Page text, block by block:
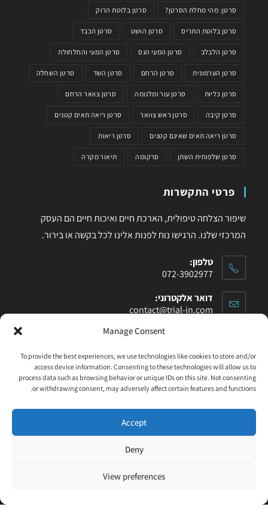
Manage Consent
To provide the best experiences, we use technologies like cookies to store and/or
access device information. Consenting to these technologies will allow us to
process data such as browsing behavior or unique IDs on this site. Not consenting
or withdrawing consent, may adversely affect certain features and functions.
Accept
Deny
View preferences
סרטן: מהי מחלת הסרטן? סרטן בלוטת הרוק
סרטן בלוטת התריס סרטן הושט סרטן הכבד
סרטן הלבלב סרטן המעי הגס סרטן המעי והחלחולת
סרטן הערמונית סרטן הרחם סרטן השד סרטן השחלה
סרטן כליות סרטן עור ומלנומה סרטן צוואר הרחם
סרטן קיבה סרטן ראש צוואר סרטן ריאה תאים קטנים
סרטן ריאה תאים שאינם קטנים סרטן ריאות
סרטן שלפוחית השתן סרקומה תיאור מקרה
פרטי התקשרות
שיפור הצלחה טיפולית, הארכת חיים ואיכות חיים הם העסק
המרכזי שלנו. הרגישו נוח לפנות אלינו לכל בקשה או בירור.
טלפון:
072-3902977
דואר אלקטרוני:
contact@trial-in.com
עקבו אחרינו בפייסבוק
Click to accept marketing cookies and enable